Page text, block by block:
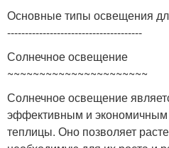
Основные типы освещения
--------------------------------------
Солнечное освещение
~~~~~~~~~~~~~~~~~~~~~~
Солнечное освещение
эффективным и
теплицы. Оно позволяет